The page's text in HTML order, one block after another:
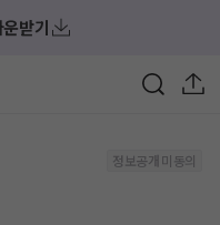
받기
정보공개 미동의